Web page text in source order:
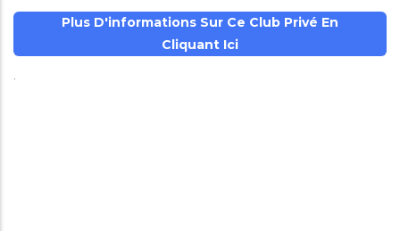
Plus D'informations Sur Ce Club Privé En
Cliquant Ici
.